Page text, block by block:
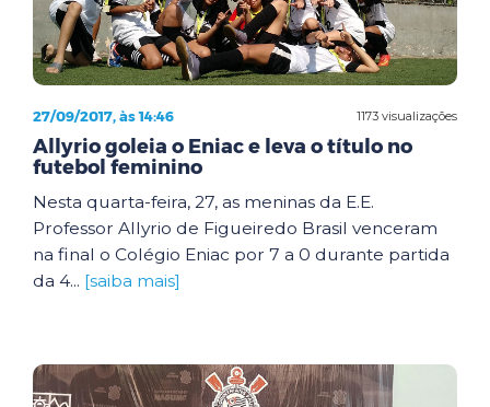
1173 visualizações
27/09/2017, às 14:46
Allyrio goleia o Eniac e leva o título no
futebol feminino
Nesta quarta-feira, 27, as meninas da E.E.
Professor Allyrio de Figueiredo Brasil venceram
na final o Colégio Eniac por 7 a 0 durante partida
da 4... [saiba mais]